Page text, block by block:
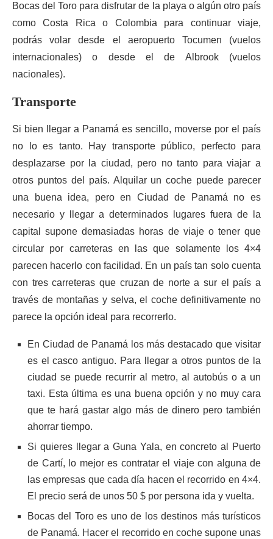
Bocas del Toro para disfrutar de la playa o algún otro país
como Costa Rica o Colombia para continuar viaje,
podrás volar desde el aeropuerto Tocumen (vuelos
internacionales) o desde el de Albrook (vuelos
nacionales).
Transporte
Si bien llegar a Panamá es sencillo, moverse por el país
no lo es tanto. Hay transporte público, perfecto para
desplazarse por la ciudad, pero no tanto para viajar a
otros puntos del país. Alquilar un coche puede parecer
una buena idea, pero en Ciudad de Panamá no es
necesario y llegar a determinados lugares fuera de la
capital supone demasiadas horas de viaje o tener que
circular por carreteras en las que solamente los 4×4
parecen hacerlo con facilidad. En un país tan solo cuenta
con tres carreteras que cruzan de norte a sur el país a
través de montañas y selva, el coche definitivamente no
parece la opción ideal para recorrerlo.
En Ciudad de Panamá los más destacado que visitar
es el casco antiguo. Para llegar a otros puntos de la
ciudad se puede recurrir al metro, al autobús o a un
taxi. Esta última es una buena opción y no muy cara
que te hará gastar algo más de dinero pero también
ahorrar tiempo.
Si quieres llegar a Guna Yala, en concreto al Puerto
de Cartí, lo mejor es contratar el viaje con alguna de
las empresas que cada día hacen el recorrido en 4×4.
El precio será de unos 50 $ por persona ida y vuelta.
Bocas del Toro es uno de los destinos más turísticos
de Panamá. Hacer el recorrido en coche supone unas